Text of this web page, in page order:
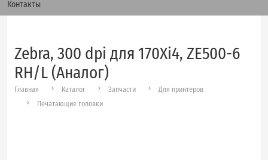
Контакты
Zebra, 300 dpi для 170Xi4, ZE500-6
RH/L (Аналог)
Главная Каталог Запчасти
Для принтеров
Печатающие головки